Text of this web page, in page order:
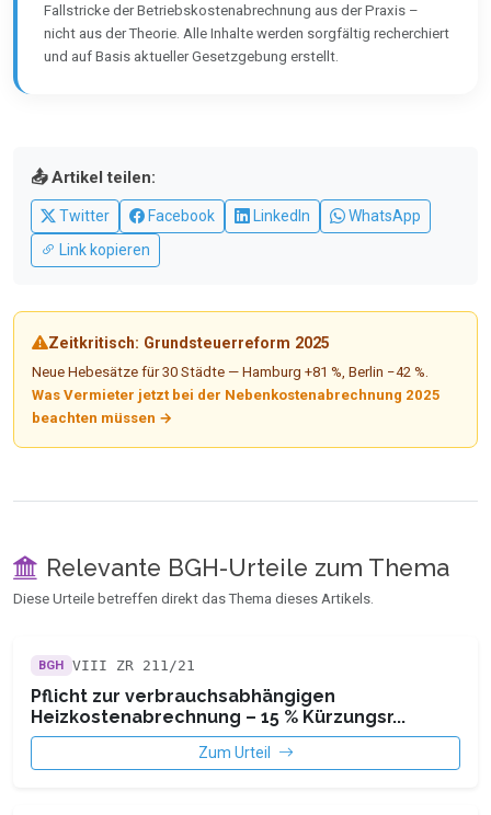
Fallstricke der Betriebskostenabrechnung aus der Praxis –
nicht aus der Theorie. Alle Inhalte werden sorgfältig recherchiert
und auf Basis aktueller Gesetzgebung erstellt.
📤 Artikel teilen:
Twitter Facebook LinkedIn
WhatsApp
Link kopieren
Zeitkritisch: Grundsteuerreform 2025
Neue Hebesätze für 30 Städte — Hamburg +81 %, Berlin −42 %.
Was Vermieter jetzt bei der Nebenkostenabrechnung 2025
beachten müssen →
Relevante BGH-Urteile zum Thema
Diese Urteile betreffen direkt das Thema dieses Artikels.
BGH VIII ZR 211/21
Pflicht zur verbrauchsabhängigen
Heizkostenabrechnung – 15 % Kürzungsr...
Zum Urteil